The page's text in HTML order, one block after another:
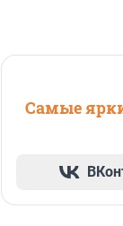
Самые